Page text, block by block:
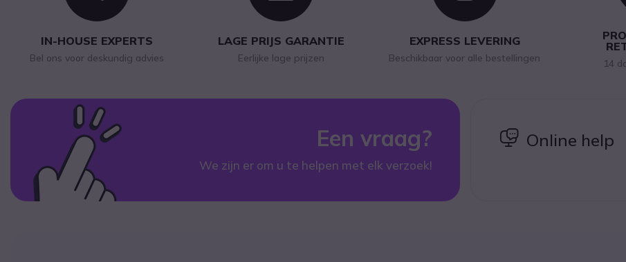
IN-HOUSE EXPERTS
Bel ons voor deskundig advies
LAGE PRIJS GARANTIE
Eerlijke lage prijzen
EXPRESS LEVERING
Beschikbaar voor alle bestellingen 14
Een vraag?
We zijn er om u te helpen met elk verzoek!
icon
Online help